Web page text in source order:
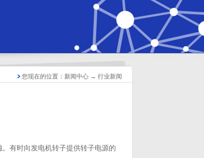
您现在的位置：新闻中心 → 行业新闻
有时向发电机转子提供转子电源的